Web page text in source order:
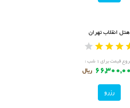
هتل انقلاب تهران
قیمت برای ۱ شب :
ریال
رزرو